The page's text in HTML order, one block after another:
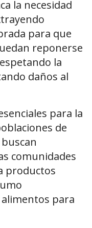
la necesidad
para que
reponerse
la
daños al
para la
de
comunidades
productos
para